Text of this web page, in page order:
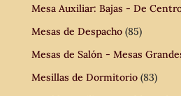
Mesa Auxiliar: Bajas - De
Mesas de Despacho (85)
Mesas de Salón - Mesas
Mesillas de Dormitorio (83)